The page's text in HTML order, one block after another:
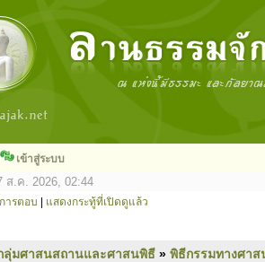
เข้าสู่ระบบ
ส.ค. 2026, 02:44
ารตอบ แสดงกระทู้ที่เปิดดูแล้ว
ลุ่มศาสนสถานและศาสนพิธี » พิธีกรรมทางศา